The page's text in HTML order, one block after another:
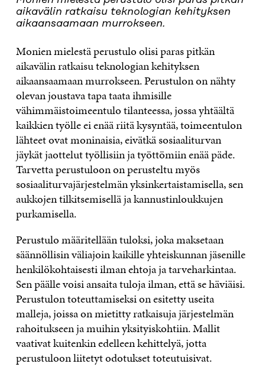
aikavälin ratkaisu teknologian kehityksen
aikaansaamaan murrokseen.
Monien mielestä perustulo olisi paras pitkän
aikavälin ratkaisu teknologian kehityksen
aikaansaamaan murrokseen. Perustulon on nähty
olevan joustava tapa taata ihmisille
vähimmäistoimeentulo tilanteessa, jossa yhtäältä
kaikkien työlle ei enää riitä kysyntää, toimeentulon
lähteet ovat moninaisia, eivätkä sosiaaliturvan
jäykät jaottelut työllisiin ja työttömiin enää päde.
Tarvetta perustuloon on perusteltu myös
sosiaaliturvajärjestelmän yksinkertaistamisella, sen
aukkojen tilkitsemisellä ja kannustinloukkujen
purkamisella.
Perustulo määritellään tuloksi, joka maksetaan
säännöllisin väliajoin kaikille yhteiskunnan jäsenille
henkilökohtaisesti ilman ehtoja ja tarveharkintaa.
Sen päälle voisi ansaita tuloja ilman, että se häviäisi.
Perustulon toteuttamiseksi on esitetty useita
malleja, joissa on mietitty ratkaisuja järjestelmän
rahoitukseen ja muihin yksityiskohtiin. Mallit
vaativat kuitenkin edelleen kehittelyä, jotta
perustuloon liitetyt odotukset toteutuisivat.